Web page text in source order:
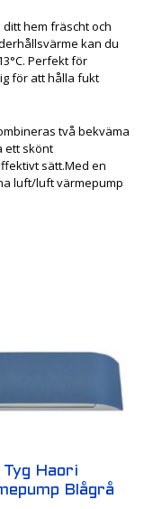
hem fräscht och
kan du
Perfekt för
för att hålla fukt
två bekväma
ett skönt
sätt.Med en
luft/luft värmepump
Tyg Haori
Blågrå